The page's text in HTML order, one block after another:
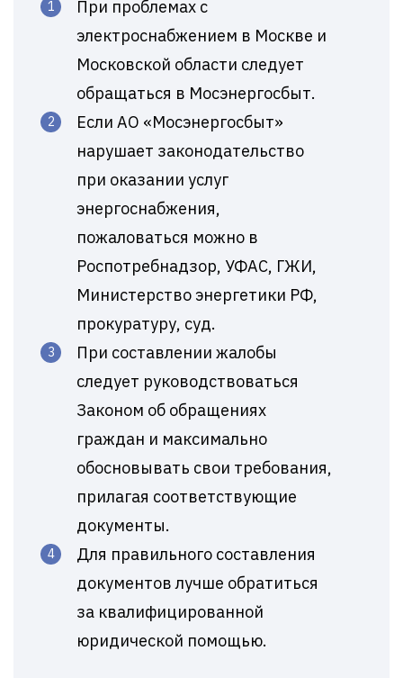
При проблемах с
электроснабжением в Москве и
Московской области следует
обращаться в Мосэнергосбыт.
Если АО «Мосэнергосбыт»
нарушает законодательство
при оказании услуг
энергоснабжения,
пожаловаться можно в
Роспотребнадзор, УФАС, ГЖИ,
Министерство энергетики РФ,
прокуратуру, суд.
При составлении жалобы
следует руководствоваться
Законом об обращениях
граждан и максимально
обосновывать свои требования,
прилагая соответствующие
документы.
Для правильного составления
документов лучше обратиться
за квалифицированной
юридической помощью.